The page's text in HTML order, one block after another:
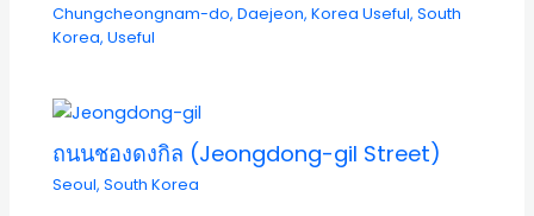
Chungcheongnam-do,Daejeon,Korea Useful,South
Korea,Useful
ถนนชองดงกิล (Jeongdong-gil Street)
Seoul,South Korea